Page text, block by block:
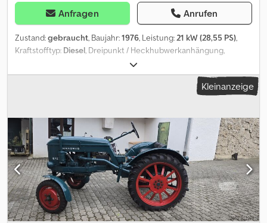
Anfragen Anrufen
Zustand:gebraucht, Baujahr:1976, Leistung: 21 kW (28,55 PS),
Kraftstofftyp: Diesel , Dreipunkt / Heckhubwerkanhängung,
Zweirad_____funktionstüchtigEigentum snachweis
(Kaufvertrag),Lagerort:17094 Pragsdorf Djdpfov Ddzzsx Ag Uock
Kleinanzeige